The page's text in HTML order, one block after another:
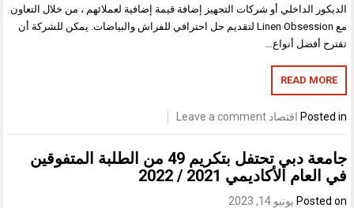
الديكور الداخلي أو شركات التجهيز إضافة قيمة إضافية لعملائهم ، من خلال التعاون
مع Linen Obsession لتقديم حل احترافي للفراش والبياضات. يمكن للشركة أن
تقترح أفضل أنواع…
READ MORE
Posted in اقتصاد Leave a comment
جامعة دبي تحتفل بتكريم 49 من الطلبة المتفوقين
في العام الأكاديمي 2021 / 2022
Posted on يونيو 14, 2023